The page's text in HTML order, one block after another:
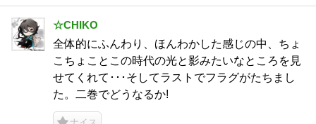
☆CHIKO
全体的にふんわり、ほんわかした感じの中、ちょ
こちょことこの時代の光と影みたいなところを見
せてくれて･･･そしてラストでフラグがたちまし
た。二巻でどうなるか!